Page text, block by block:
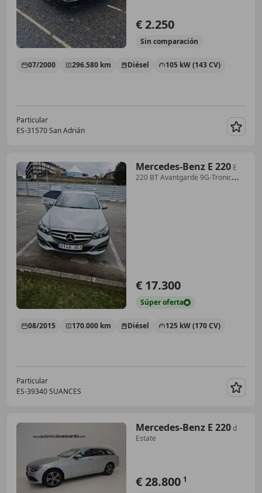
€ 2.250
Sin comparación
07/2000 296.580 km Diésel 105 kW (143 CV)
Particular
ES-31570 San Adrián
Mercedes-Benz E 220 E
220 BT Avantgarde 9G-Tronic
€ 17.300
Súperoferta
08/2015 170.000 km Diésel 125 kW (170 CV)
Particular
ES-39340 SUANCES
Mercedes-Benz E 220d
Estate
€ 28.800 1